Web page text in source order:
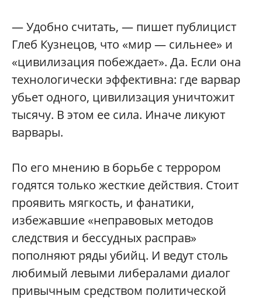
— Удобно считать, — пишет публицист
Глеб Кузнецов, что «мир — сильнее» и
«цивилизация побеждает». Да. Если она
технологически эффективна: где варвар
убьет одного, цивилизация уничтожит
тысячу. В этом ее сила. Иначе ликуют
варвары.
По его мнению в борьбе с террором
годятся только жесткие действия. Стоит
проявить мягкость, и фанатики,
избежавшие «неправовых методов
следствия и бессудных расправ»
пополняют ряды убийц. И ведут столь
любимый левыми либералами диалог
привычным средством политической